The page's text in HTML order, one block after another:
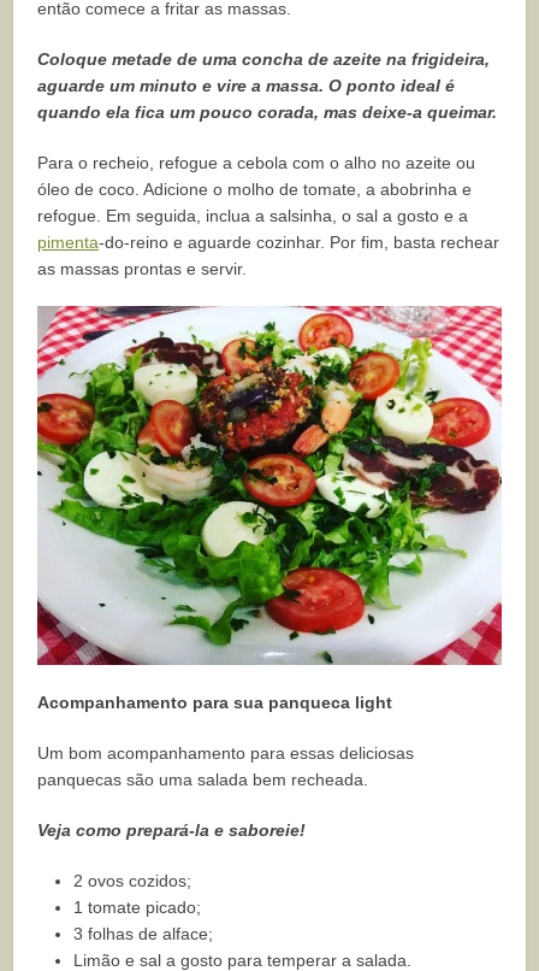
então comece a fritar as massas.
Coloque metade de uma concha de azeite na frigideira,
aguarde um minuto e vire a massa. O ponto ideal é
quando ela fica um pouco corada, mas deixe-a queimar.
Para o recheio, refogue a cebola com o alho no azeite ou
óleo de coco. Adicione o molho de tomate, a abobrinha e
refogue. Em seguida, inclua a salsinha, o sal a gosto e a
pimenta-do-reino e aguarde cozinhar. Por fim, basta rechear
as massas prontas e servir.
Acompanhamento para sua panqueca light
Um bom acompanhamento para essas deliciosas
panquecas são uma salada bem recheada.
Veja como prepará-la e saboreie!
2 ovos cozidos;
1 tomate picado;
3 folhas de alface;
Limão e sal a gosto para temperar a salada.